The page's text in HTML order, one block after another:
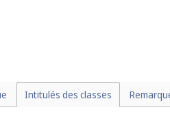
Intitulés des classes
utilisés pour préparer des